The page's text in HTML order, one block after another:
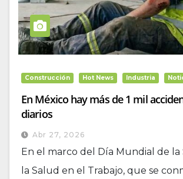
Construcción Hot News Industria
En México hay más de 1 mil
diarios
Abr 27, 2026
En el marco del Día Mundial de
la Salud en el Trabajo, que se